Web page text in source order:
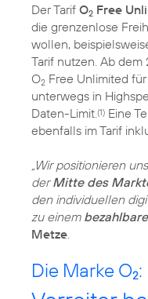
Der Tarif O2 Free
die grenzenlose
wollen,
Tarif nutzen. Ab dem
O2 Free Unlimited
unterwegs in
Daten-Limit. (1) Eine
ebenfalls im Tarif
„Wir positionieren
derMitte des
den individuellen
zu einem
Metze
Die Marke O2: